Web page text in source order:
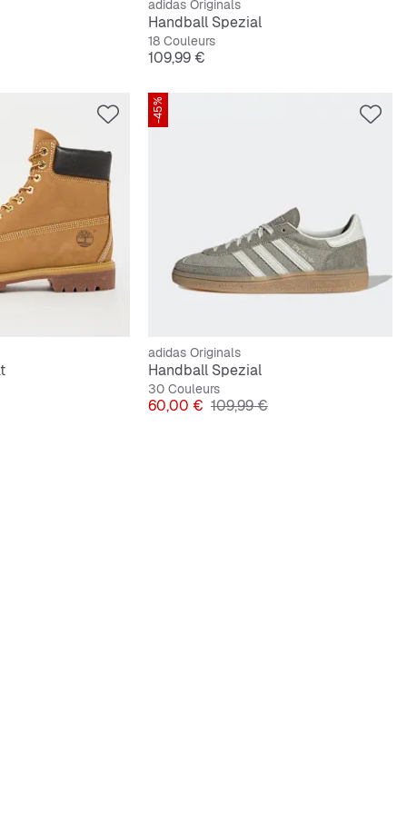
adidas Originals
Handball Spezial
18 Couleurs
Prix
109,99 €
-45%
adidas Originals
Handball Spezial
30 Couleurs
Prix
60,00 € Prix original
109,99 €